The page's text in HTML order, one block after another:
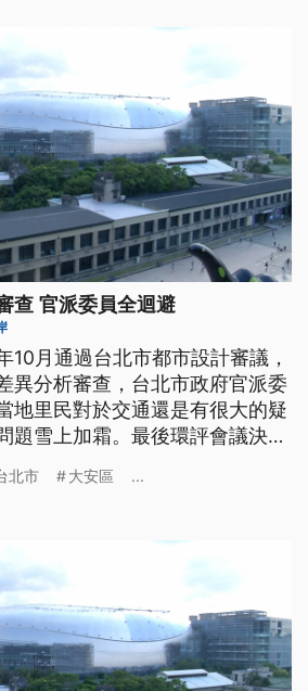
法。自救會總會長黃金春痛批蔡
犧牲農民，強
查 官派委員全迴避
10月通過台北市都市設計審議，
異分析審查，台北市政府官派委
地里民對於交通還是有很大的疑
題雪上加霜。最後環評會議決
送入台北市環保局進行環境差異
公開但不透明。台北市大安區新
你們今天是把我
北市 大安區 ...